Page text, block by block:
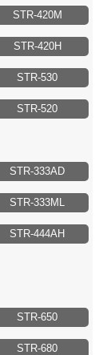
STR-420M
STR-420H
STR-530
STR-520
STR-333AD
STR-333ML
STR-444AH
STR-650
STR-680